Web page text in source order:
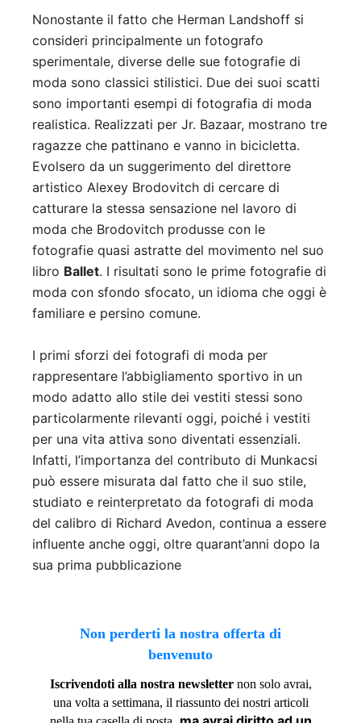
Nonostante il fatto che Herman Landshoff si
consideri principalmente un fotografo
sperimentale, diverse delle sue fotografie di
moda sono classici stilistici. Due dei suoi scatti
sono importanti esempi di fotografia di moda
realistica. Realizzati per Jr. Bazaar, mostrano tre
ragazze che pattinano e vanno in bicicletta.
Evolsero da un suggerimento del direttore
artistico Alexey Brodovitch di cercare di
catturare la stessa sensazione nel lavoro di
moda che Brodovitch produsse con le
fotografie quasi astratte del movimento nel suo
libro Ballet. I risultati sono le prime fotografie di
moda con sfondo sfocato, un idioma che oggi è
familiare e persino comune.
I primi sforzi dei fotografi di moda per
rappresentare l’abbigliamento sportivo in un
modo adatto allo stile dei vestiti stessi sono
particolarmente rilevanti oggi, poiché i vestiti
per una vita attiva sono diventati essenziali.
Infatti, l’importanza del contributo di Munkacsi
può essere misurata dal fatto che il suo stile,
studiato e reinterpretato da fotografi di moda
del calibro di Richard Avedon, continua a essere
influente anche oggi, oltre quarant’anni dopo la
sua prima pubblicazione
Non perderti la nostra offerta di
benvenuto
Iscrivendoti alla nostra newsletternon solo avrai,
una volta a settimana, il riassunto dei nostri articoli